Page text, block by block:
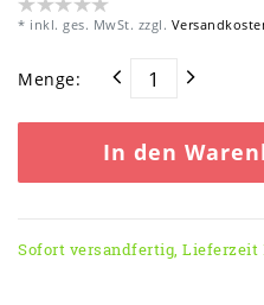
* inkl. ges. MwSt. zzgl.
Menge:
In den
Sofort versandfertig, Lieferzeit